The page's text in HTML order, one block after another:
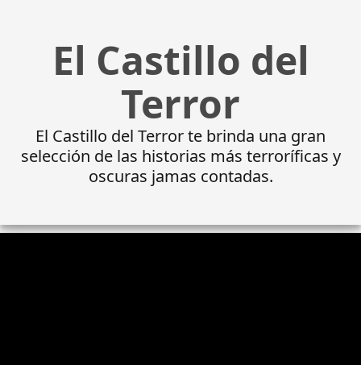
El Castillo del
Terror
El Castillo del Terror te brinda una gran
selección de las historias más terroríficas y
oscuras jamas contadas.